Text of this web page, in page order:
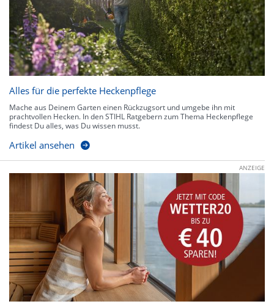
Alles für die perfekte Heckenpflege
Mache aus Deinem Garten einen Rückzugsort und umgebe ihn mit
prachtvollen Hecken. In den STIHL Ratgebern zum Thema Heckenpflege
findest Du alles, was Du wissen musst.
Artikel ansehen
ANZEIGE